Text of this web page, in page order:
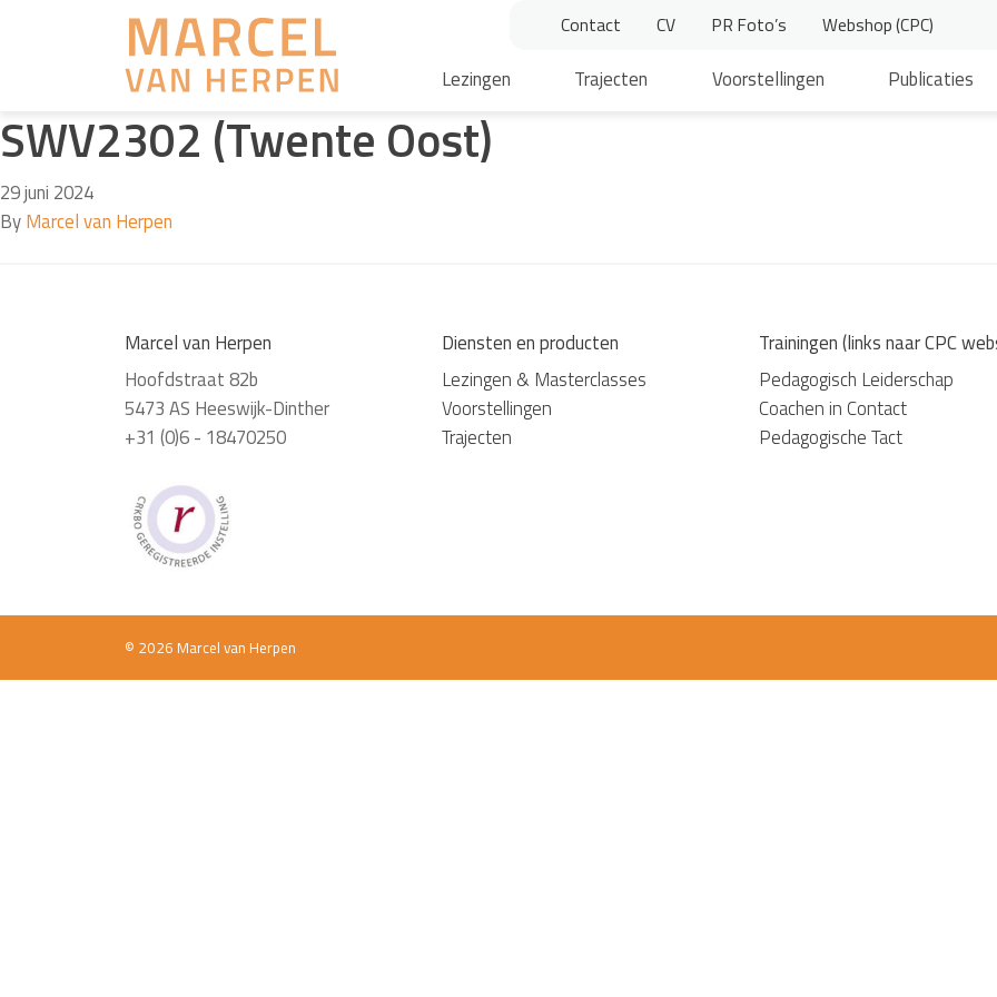
Contact CV PR Foto’s Webshop (CPC)
Lezingen Trajecten Voorstellingen Publicaties
SWV2302 (Twente Oost)
29 juni 2024
ByMarcel van Herpen
Marcel van Herpen
Hoofdstraat 82b
5473 AS Heeswijk-Dinther
+31 (0)6 - 18470250
Diensten en producten
Lezingen & Masterclasses
Voorstellingen
Trajecten
Trainingen (links naar CPC
Pedagogisch Leiderschap
Coachen in Contact
Pedagogische Tact
© 2026 Marcel van Herpen